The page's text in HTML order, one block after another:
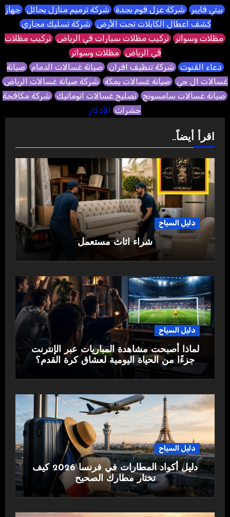
بيتي فايبر شركة عزل فوم بجدة شركة ترميم منازل بحائل جهاز
كشف اعطال الكابلات تحت الأرض شركة تسليك مجاري
مظلات وسواتر تركيب مظلات سيارات في الرياض تركيب مظلات
في الرياض مظلات وسواتر
دعاء القنوت شركة تنظيف افران صيانة غسالات الدمام صيانة
غسالات ال جي صيانة غسالات بمكة شركة صيانة غسالات الرياض
صيانة غسالات سامسونج تصليح غسالات اتوماتيك شركة مكافحة
حشرات الأذكار
اقرأ أيضاً..
دليل السياح
شراء اثاث مستعمل
دليل السياح
لماذا أصبحت مشاهدة المباريات عبر الإنترنت
جزءًا من الحياة اليومية لعشاق كرة القدم؟
دليل السياح
دليل أكواد المطارات في فرنسا 2026 كيف
تختار مطارك الصحيح